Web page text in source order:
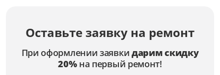
Оставьте заявку на ремонт
При оформлении заявки дарим скидку
20%на первый ремонт!